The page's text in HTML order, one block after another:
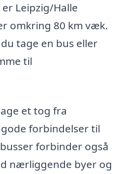
Leipzig/Halle
omkring 80 km væk.
tage en bus eller
til
et tog fra
forbindelser til
forbinder også
nærliggende byer og